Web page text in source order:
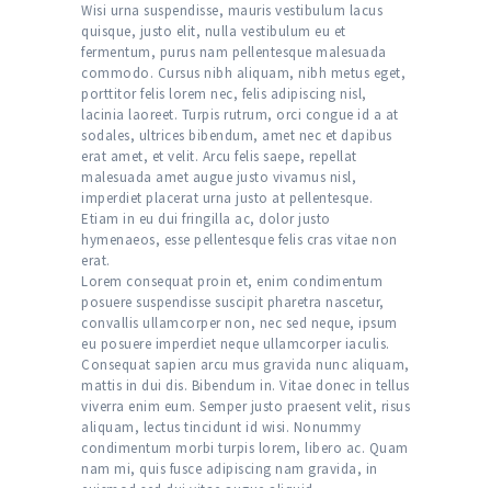
Wisi urna suspendisse, mauris vestibulum lacus
quisque, justo elit, nulla vestibulum eu et
fermentum, purus nam pellentesque malesuada
commodo. Cursus nibh aliquam, nibh metus eget,
porttitor felis lorem nec, felis adipiscing nisl,
lacinia laoreet. Turpis rutrum, orci congue id a at
sodales, ultrices bibendum, amet nec et dapibus
erat amet, et velit. Arcu felis saepe, repellat
malesuada amet augue justo vivamus nisl,
imperdiet placerat urna justo at pellentesque.
Etiam in eu dui fringilla ac, dolor justo
hymenaeos, esse pellentesque felis cras vitae non
erat.
Lorem consequat proin et, enim condimentum
posuere suspendisse suscipit pharetra nascetur,
convallis ullamcorper non, nec sed neque, ipsum
eu posuere imperdiet neque ullamcorper iaculis.
Consequat sapien arcu mus gravida nunc aliquam,
mattis in dui dis. Bibendum in. Vitae donec in tellus
viverra enim eum. Semper justo praesent velit, risus
aliquam, lectus tincidunt id wisi. Nonummy
condimentum morbi turpis lorem, libero ac. Quam
nam mi, quis fusce adipiscing nam gravida, in